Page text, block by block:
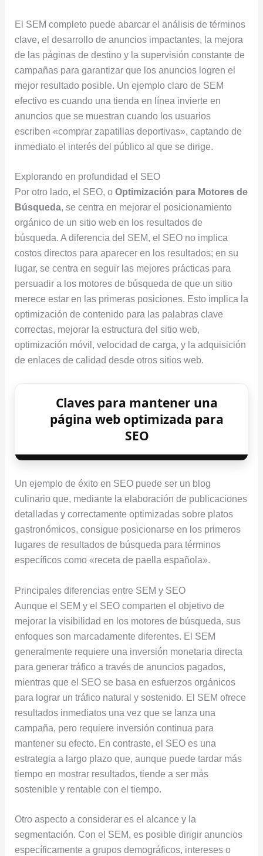
El SEM completo puede abarcar el análisis de términos
clave, el desarrollo de anuncios impactantes, la mejora
de las páginas de destino y la supervisión constante de
campañas para garantizar que los anuncios logren el
mejor resultado posible. Un ejemplo claro de SEM
efectivo es cuando una tienda en línea invierte en
anuncios que se muestran cuando los usuarios
escriben «comprar zapatillas deportivas», captando de
inmediato el interés del público al que se dirige.
Explorando en profundidad el SEO
Por otro lado, el SEO, o Optimización para Motores de
Búsqueda, se centra en mejorar el posicionamiento
orgánico de un sitio web en los resultados de
búsqueda. A diferencia del SEM, el SEO no implica
costos directos para aparecer en los resultados; en su
lugar, se centra en seguir las mejores prácticas para
persuadir a los motores de búsqueda de que un sitio
merece estar en las primeras posiciones. Esto implica la
optimización de contenido para las palabras clave
correctas, mejorar la estructura del sitio web,
optimización móvil, velocidad de carga, y la adquisición
de enlaces de calidad desde otros sitios web.
Claves para mantener una
página web optimizada para
SEO
Un ejemplo de éxito en SEO puede ser un blog
culinario que, mediante la elaboración de publicaciones
detalladas y correctamente optimizadas sobre platos
gastronómicos, consigue posicionarse en los primeros
lugares de resultados de búsqueda para términos
específicos como «receta de paella española».
Principales diferencias entre SEM y SEO
Aunque el SEM y el SEO comparten el objetivo de
mejorar la visibilidad en los motores de búsqueda, sus
enfoques son marcadamente diferentes. El SEM
generalmente requiere una inversión monetaria directa
para generar tráfico a través de anuncios pagados,
mientras que el SEO se basa en esfuerzos orgánicos
para lograr un tráfico natural y sostenido. El SEM ofrece
resultados inmediatos una vez que se lanza una
campaña, pero requiere inversión continua para
mantener su efecto. En contraste, el SEO es una
estrategia a largo plazo que, aunque puede tardar más
tiempo en mostrar resultados, tiende a ser más
sostenible y rentable con el tiempo.
Otro aspecto a considerar es el alcance y la
segmentación. Con el SEM, es posible dirigir anuncios
específicamente a grupos demográficos, intereses o